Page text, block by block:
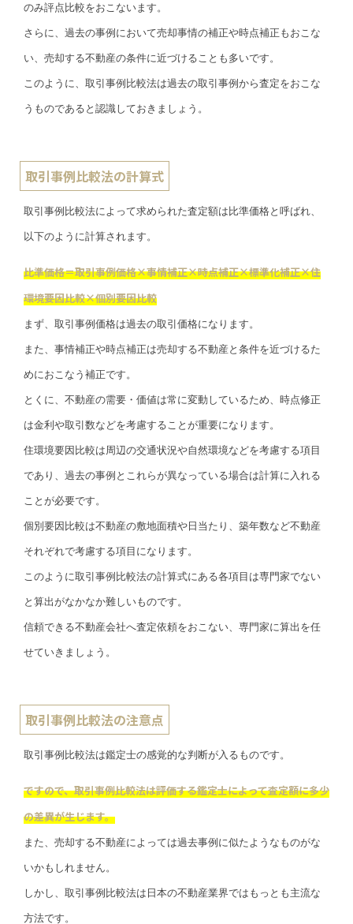
のみ評点比較をおこないます。
さらに、過去の事例において売却事情の補正や時点補正もおこな
い、売却する不動産の条件に近づけることも多いです。
このように、取引事例比較法は過去の取引事例から査定をおこな
うものであると認識しておきましょう。
取引事例比較法の計算式
取引事例比較法によって求められた査定額は比準価格と呼ばれ、
以下のように計算されます。
比準価格＝取引事例価格×事情補正×時点補正×標準化補正×住
環境要因比較×個別要因比較
まず、取引事例価格は過去の取引価格になります。
また、事情補正や時点補正は売却する不動産と条件を近づけるた
めにおこなう補正です。
とくに、不動産の需要・価値は常に変動しているため、時点修正
は金利や取引数などを考慮することが重要になります。
住環境要因比較は周辺の交通状況や自然環境などを考慮する項目
であり、過去の事例とこれらが異なっている場合は計算に入れる
ことが必要です。
個別要因比較は不動産の敷地面積や日当たり、築年数など不動産
それぞれで考慮する項目になります。
このように取引事例比較法の計算式にある各項目は専門家でない
と算出がなかなか難しいものです。
信頼できる不動産会社へ査定依頼をおこない、専門家に算出を任
せていきましょう。
取引事例比較法の注意点
取引事例比較法は鑑定士の感覚的な判断が入るものです。
ですので、取引事例比較法は評価する鑑定士によって査定額に多少
の差異が生じます。
また、売却する不動産によっては過去事例に似たようなものがな
いかもしれません。
しかし、取引事例比較法は日本の不動産業界ではもっとも主流な
方法です。